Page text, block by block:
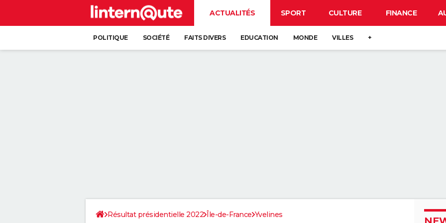
ACTUALITÉS SPORT CULTURE FINANCE
POLITIQUE SOCIÉTÉ FAITS DIVERS EDUCATION MONDE VILLES +
Résultat présidentielle 2022 Île-de-France Yvelines